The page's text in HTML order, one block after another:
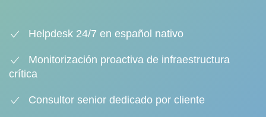
Helpdesk 24/7 en español nativo
Monitorización proactiva de infraestructura
crítica
Consultor senior dedicado por cliente